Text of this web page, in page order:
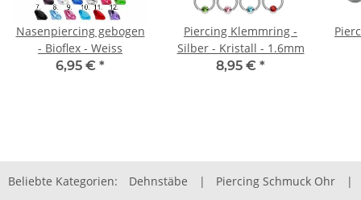
Nasenpiercing gebogen
- Bioflex - Weiss
6,95 € *
Piercing Klemmring -
Silber - Kristall - 1.6mm
8,95 € *
Beliebte Kategorien: Dehnstäbe | Piercing Schmuck Ohr
|